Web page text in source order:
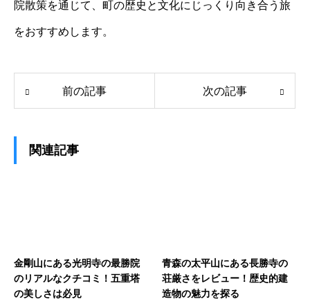
院散策を通じて、町の歴史と文化にじっくり向き合う旅
をおすすめします。
前の記事 次の記事
関連記事
金剛山にある光明寺の最勝院
のリアルなクチコミ！五重塔
の美しさは必見
青森の太平山にある長勝寺の
荘厳さをレビュー！歴史的建
造物の魅力を探る